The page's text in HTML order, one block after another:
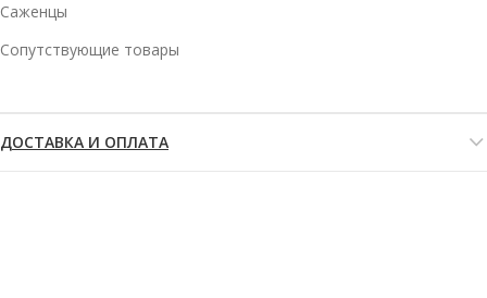
Саженцы
Сопутствующие товары
ДОСТАВКА И ОПЛАТА